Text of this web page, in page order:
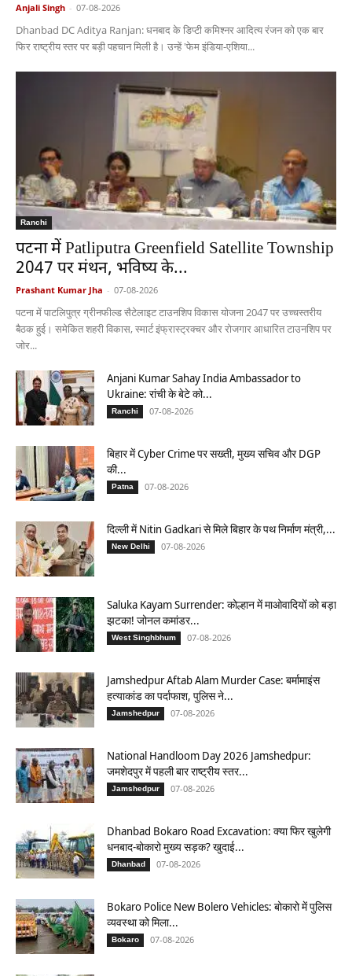
Anjali Singh - 07-08-2026
Dhanbad DC Aditya Ranjan: धनबाद के डिप्टी कमिश्नर आदित्य रंजन को एक बार
फिर राष्ट्रीय स्तर पर बड़ी पहचान मिली है। उन्हें 'फेम इंडिया-एशिया...
Ranchi
पटना में Patliputra Greenfield Satellite Township
2047 पर मंथन, भविष्य के...
Prashant Kumar Jha - 07-08-2026
पटना में पाटलिपुत्र ग्रीनफील्ड सैटेलाइट टाउनशिप विकास योजना 2047 पर उच्चस्तरीय
बैठक हुई। समेकित शहरी विकास, स्मार्ट इंफ्रास्ट्रक्चर और रोजगार आधारित टाउनशिप पर
जोर...
Anjani Kumar Sahay India Ambassador to
Ukraine: रांची के बेटे को...
Ranchi 07-08-2026
बिहार में Cyber Crime पर सख्ती, मुख्य सचिव और DGP
की...
Patna 07-08-2026
दिल्ली में Nitin Gadkari से मिले बिहार के पथ निर्माण मंत्री,...
New Delhi 07-08-2026
Saluka Kayam Surrender: कोल्हान में माओवादियों को बड़ा
झटका! जोनल कमांडर...
West Singhbhum 07-08-2026
Jamshedpur Aftab Alam Murder Case: बर्मामाइंस
हत्याकांड का पर्दाफाश, पुलिस ने...
Jamshedpur 07-08-2026
National Handloom Day 2026 Jamshedpur:
जमशेदपुर में पहली बार राष्ट्रीय स्तर...
Jamshedpur 07-08-2026
Dhanbad Bokaro Road Excavation: क्या फिर खुलेगी
धनबाद-बोकारो मुख्य सड़क? खुदाई...
Dhanbad 07-08-2026
Bokaro Police New Bolero Vehicles: बोकारो में पुलिस
व्यवस्था को मिला...
Bokaro 07-08-2026